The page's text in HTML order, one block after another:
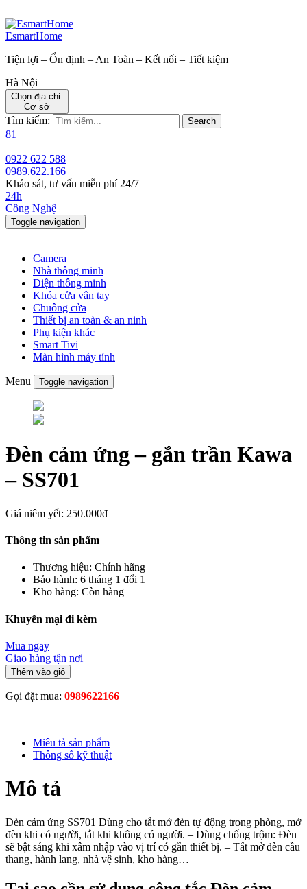
EsmartHome
Tiện lợi – Ổn định – An Toàn – Kết nối – Tiết kiệm
Hà Nội
Chọn địa chỉ:
Cơ sở
Tìm kiếm: Search
81
0922 622 588
0989.622.166
Khảo sát, tư vấn miễn phí 24/7
24h
Công Nghệ
Toggle navigation
Camera
Nhà thông minh
Điện thông minh
Khóa cửa vân tay
Chuông cửa
Thiết bị an toàn & an ninh
Phụ kiện khác
Smart Tivi
Màn hình máy tính
Menu Toggle navigation
Đèn cảm ứng – gắn trần Kawa
– SS701
Giá niêm yết: 250.000đ
Thông tin sản phẩm
Thương hiệu: Chính hãng
Bảo hành: 6 tháng 1 đổi 1
Kho hàng: Còn hàng
Khuyến mại đi kèm
Mua ngay
Giao hàng tận nơi
Thêm vào giỏ
Gọi đặt mua: 0989622166
Miêu tả sản phẩm
Thông số kỹ thuật
Mô tả
Đèn cảm ứng SS701 Dùng cho tắt mở đèn tự động trong phòng, mở
đèn khi có người, tắt khi không có người. – Dùng chống trộm: Đèn
sẽ bật sáng khi xâm nhập vào vị trí có gắn thiết bị. – Tắt mở đèn cầu
thang, hành lang, nhà vệ sinh, kho hàng…